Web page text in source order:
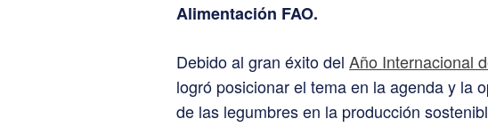
Alimentación FAO.
Debido al gran éxito del Año Internacional
logró posicionar el tema en la agenda y la
de las legumbres en la producción